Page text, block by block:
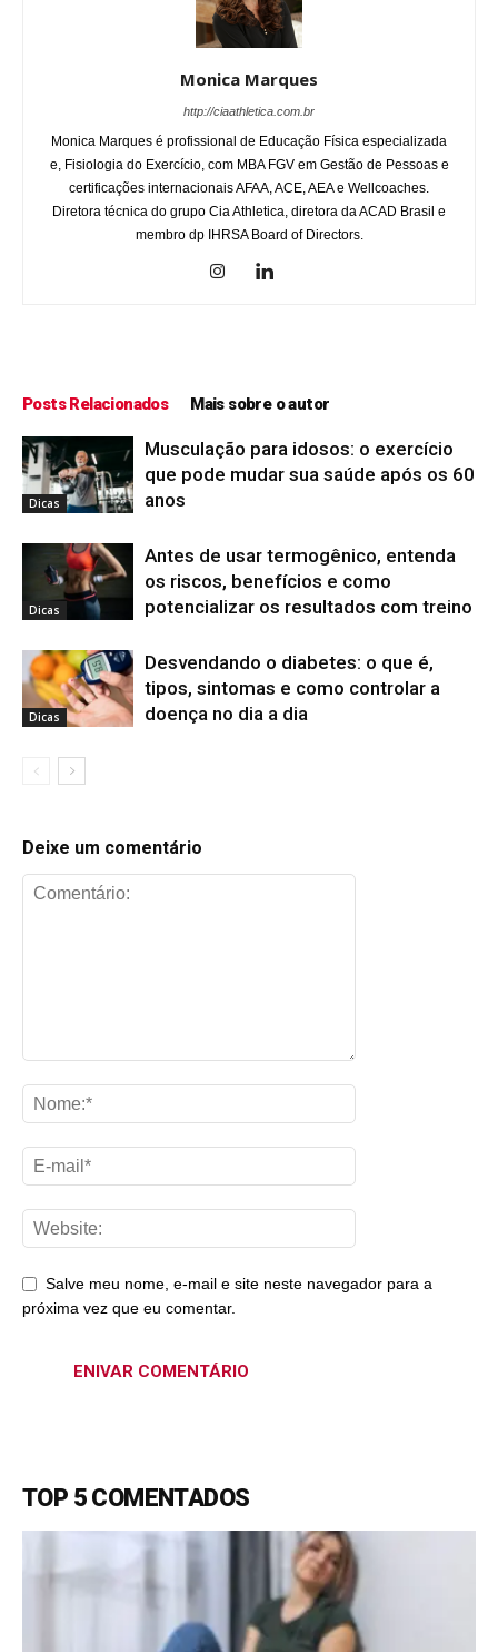
Monica Marques
http://ciaathletica.com.br
Monica Marques é profissional de Educação Física especializada
e, Fisiologia do Exercício, com MBA FGV em Gestão de Pessoas e
certificações internacionais AFAA, ACE, AEA e Wellcoaches.
Diretora técnica do grupo Cia Athletica, diretora da ACAD Brasil e
membro dp IHRSA Board of Directors.
Posts Relacionados Mais sobre o autor
Dicas
Musculação para idosos: o exercício
que pode mudar sua saúde após os 60
anos
Dicas
Antes de usar termogênico, entenda
os riscos, benefícios e como
potencializar os resultados com treino
Dicas
Desvendando o diabetes: o que é,
tipos, sintomas e como controlar a
doença no dia a dia
Deixe um comentário
Salve meu nome, e-mail e site neste navegador para a
próxima vez que eu comentar.
TOP 5 COMENTADOS